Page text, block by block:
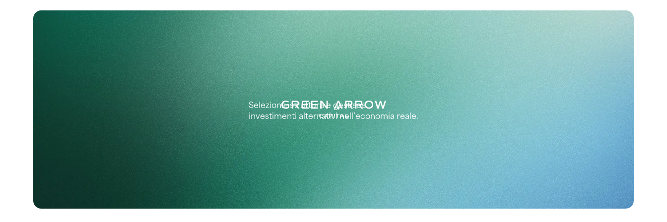
Seleziona, struttura e gestisce
investimenti alternativi nell’economia reale.